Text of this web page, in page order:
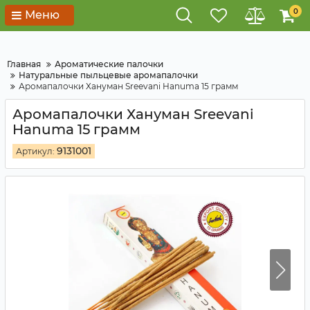
Меню 0
Главная
Ароматические палочки
Натуральные пыльцевые аромапалочки
Аромапалочки Хануман Sreevani Hanuma 15 грамм
Аромапалочки Хануман Sreevani
Hanuma 15 грамм
Артикул: 9131001